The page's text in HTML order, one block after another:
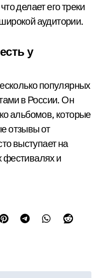
делает его треки
аудитории.
у
популярных
в России. Он
альбомов, которые
отзывы от
выступает на
фестивалях и